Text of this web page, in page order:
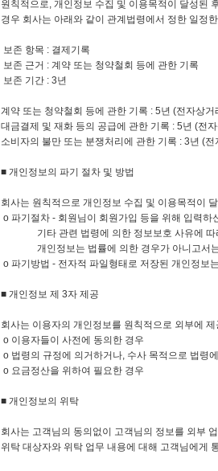
원칙적으로, 개인정보 수집 및 이용목적이 달성된
경우 회사는 아래와 같이 관계법령에서 정한 일정
보존 항목 : 결제기록
보존 근거 : 계약 또는 청약철회 등에 관한 기록
보존 기간 : 3년
계약 또는 청약철회 등에 관한 기록 : 5년 (전자상
대금결제 및 재화 등의 공급에 관한 기록 : 5년 (전
소비자의 불만 또는 분쟁처리에 관한 기록 : 3년 (
■ 개인정보의 파기 절차 및 방법
회사는 원칙적으로 개인정보 수집 및 이용목적이
ο 파기절차 - 회원님이 회원가입 등을 위해 입력
기타 관련 법령에 의한 정보보호 사유에 따라 (
개인정보는 법률에 의한 경우가 아니고서는
ο 파기방법 - 전자적 파일형태로 저장된 개인정보
■ 개인정보 제 3자 제공
회사는 이용자의 개인정보를 원칙적으로 외부에
ο 이용자들이 사전에 동의한 경우
ο 법령의 규정에 의거하거나, 수사 목적으로 법령
ο 요금정산을 위하여 필요한 경우
■ 개인정보의 위탁
회사는 고객님의 동의없이 고객님의 정보를 외부
위탁 대상자와 위탁 업무 내용에 대해 고객님에게